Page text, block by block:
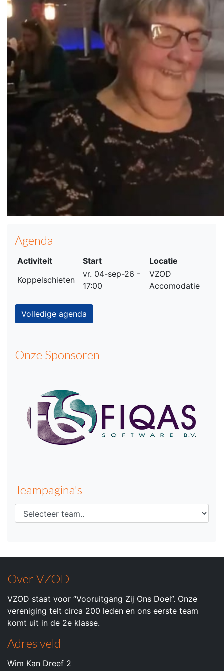
Agenda
Activiteit Start
Locatie
Koppelschieten
vr. 04-sep-26 -
17:00
VZOD
Accomodatie
Volledige agenda
Onze Sponsoren
Teampagina's
Over VZOD
VZOD staat voor “Vooruitgang Zij Ons Doel”. Onze
vereniging telt circa 200 leden en ons eerste team
komt uit in de 2e klasse.
Adres veld
Wim Kan Dreef 2